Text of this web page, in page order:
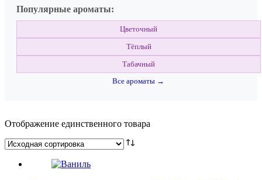
Популярные ароматы:
Цветочный
Тёплый
Табачный
Все ароматы →
Отображение единственного товара